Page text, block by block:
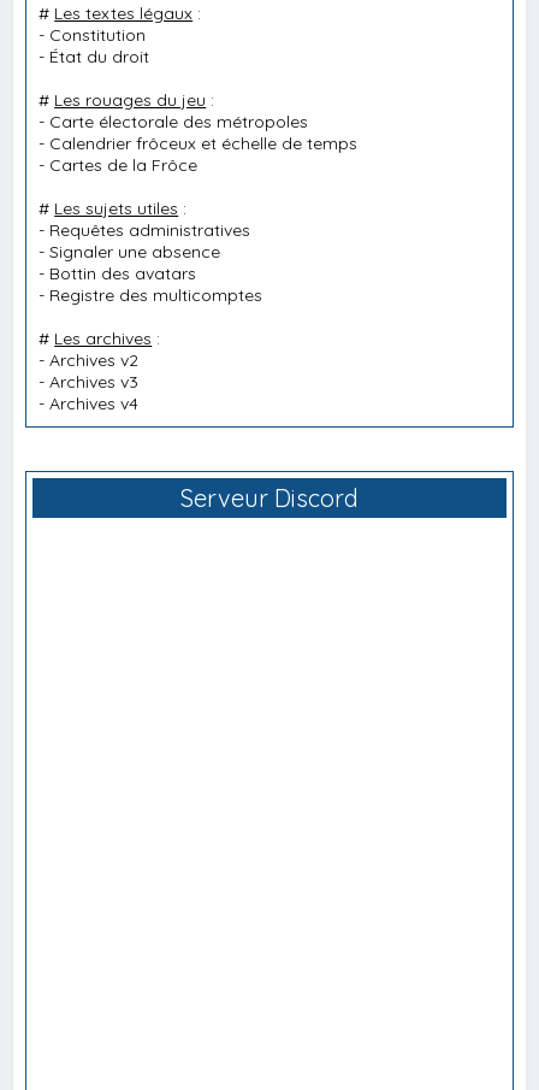
# Les textes légaux :
- Constitution
- État du droit
# Les rouages du jeu :
- Carte électorale des métropoles
- Calendrier frôceux et échelle de temps
- Cartes de la Frôce
# Les sujets utiles :
- Requêtes administratives
-Signaler une absence
- Bottin des avatars
- Registre des multicomptes
# Les archives :
-Archives v2
-Archives v3
-Archives v4
Serveur Discord